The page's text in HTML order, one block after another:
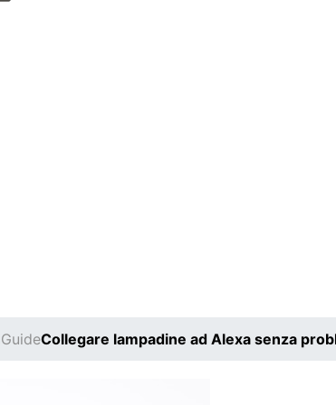
GuideCollegare lampadine ad Alexa senza